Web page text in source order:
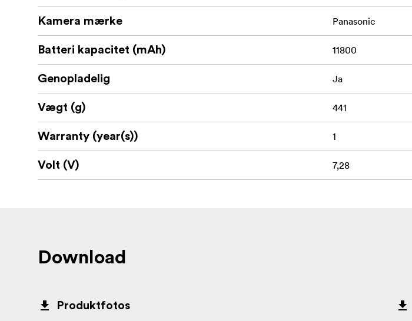
Kamera mærke Panasonic
Batteri kapacitet (mAh) 11800
Genopladelig Ja
Vægt (g) 441
Warranty (year(s)) 1
Volt (V) 7,28
Download
Produktfotos